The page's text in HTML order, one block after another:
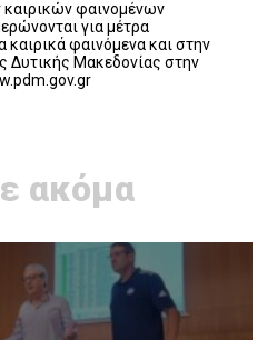
φαινομένων
για μέτρα
φαινόμενα και στην
Δυτικής Μακεδονίας στην
ακόμα